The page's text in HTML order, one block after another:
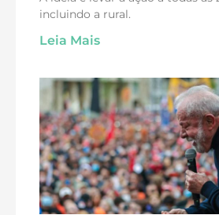
incluindo a rural.
Leia Mais